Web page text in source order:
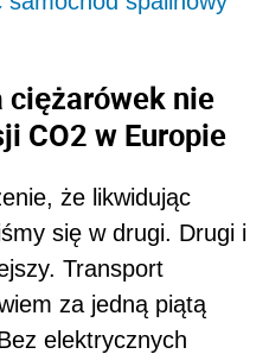
ciężarówek nie
CO2 w Europie
że likwidując
się w drugi. Drugi i
Transport
za jedną piątą
elektrycznych